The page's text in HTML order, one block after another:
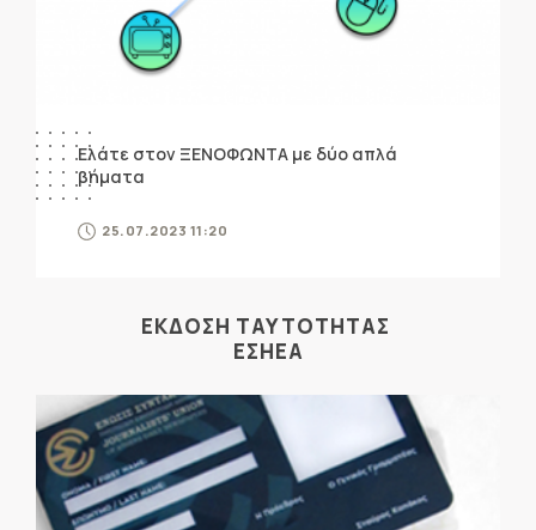
Ελάτε στον ΞΕΝΟΦΩΝΤΑ με δύο απλά
βήματα
25.07.2023 11:20
ΕΚΔΟΣΗ ΤΑΥΤΟΤΗΤΑΣ
ΕΣΗΕΑ